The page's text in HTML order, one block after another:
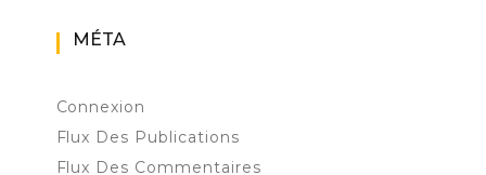
MÉTA
Connexion
Flux Des Publications
Flux Des Commentaires